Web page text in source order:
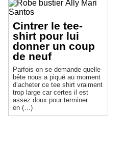
Cintrer le tee-
shirt pour lui
donner un coup
de neuf
Parfois on se demande quelle
bête nous a piqué au moment
d’acheter ce tee shirt vraiment
trop large car certes il est
assez doux pour terminer
en (…)